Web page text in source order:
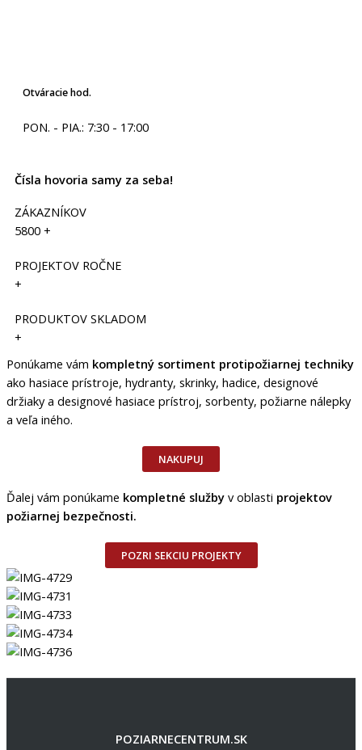
Otváracie hod.
PON. - PIA.: 7:30 - 17:00
Čísla hovoria samy za seba!
ZÁKAZNÍKOV
5800 +
PROJEKTOV ROČNE
+
PRODUKTOV SKLADOM
+
Ponúkame vám kompletný sortiment protipožiarnej techniky
ako hasiace prístroje, hydranty, skrinky, hadice, designové
držiaky a designové hasiace prístroj, sorbenty, požiarne nálepky
a veľa iného.
NAKUPUJ
Ďalej vám ponúkame kompletné služby v oblasti projektov
požiarnej bezpečnosti.
POZRI SEKCIU PROJEKTY
POZIARNECENTRUM.SK